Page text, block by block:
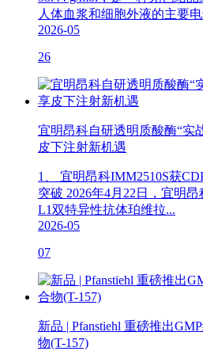
人体血浆和细胞外液的主要
2026-05
26
宜明昂科自研透明质酸酶“实
皮下注射新机遇
1、 宜明昂科IMM2510S获
突破 2026年4月22日，宜明
L1双特异性抗体珀维拉...
2026-05
07
新品 | Pfanstiehl 重磅推出
物(T-157)